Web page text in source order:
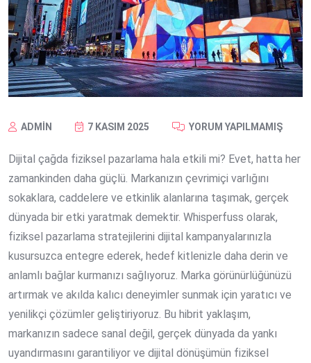
ADMIN 7 KASIM 2025 YORUM YAPILMAMIŞ
Dijital çağda fiziksel pazarlama hala etkili mi? Evet, hatta her
zamankinden daha güçlü. Markanızın çevrimiçi varlığını
sokaklara, caddelere ve etkinlik alanlarına taşımak, gerçek
dünyada bir etki yaratmak demektir. Whisperfuss olarak,
fiziksel pazarlama stratejilerini dijital kampanyalarınızla
kusursuzca entegre ederek, hedef kitlenizle daha derin ve
anlamlı bağlar kurmanızı sağlıyoruz. Marka görünürlüğünüzü
artırmak ve akılda kalıcı deneyimler sunmak için yaratıcı ve
yenilikçi çözümler geliştiriyoruz. Bu hibrit yaklaşım,
markanızın sadece sanal değil, gerçek dünyada da yankı
uyandırmasını garantiliyor ve dijital dönüşümün fiziksel